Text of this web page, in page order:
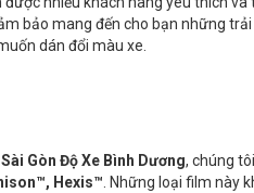
bảo mang đến cho bạn những trải
dán đổi màu xe.
Sài Gòn Độ Xe Bình Dương, chúng
Hexis™ . Những loại film này